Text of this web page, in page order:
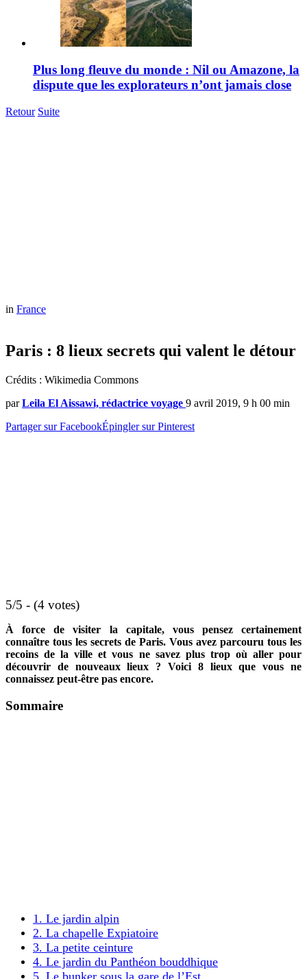
Plus long fleuve du monde : Nil ou Amazone, la
dispute que les explorateurs n’ont jamais close
Retour Suite
in France
Paris : 8 lieux secrets qui valent le détour
Crédits : Wikimedia Commons
par Leila El Aissawi, rédactrice voyage 9 avril 2019, 9 h 00 min
Partager sur FacebookÉpingler sur Pinterest
5/5 - (4 votes)
À force de visiter la capitale, vous pensez certainement
connaître tous les secrets de Paris. Vous avez parcouru tous les
recoins de la ville et vous ne savez plus trop où aller pour
découvrir de nouveaux lieux ? Voici 8 lieux que vous ne
connaissez peut-être pas encore.
Sommaire
1. Le jardin alpin
2. La chapelle Expiatoire
3. La petite ceinture
4. Le jardin du Panthéon bouddhique